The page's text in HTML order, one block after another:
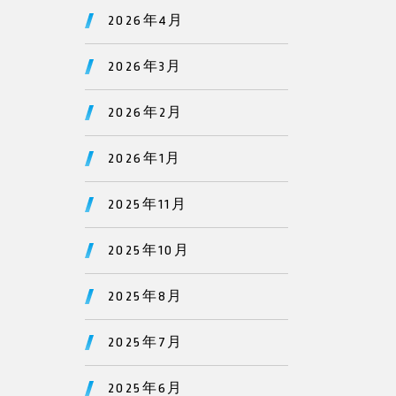
2026年4月
2026年3月
2026年2月
2026年1月
2025年11月
2025年10月
2025年8月
2025年7月
2025年6月